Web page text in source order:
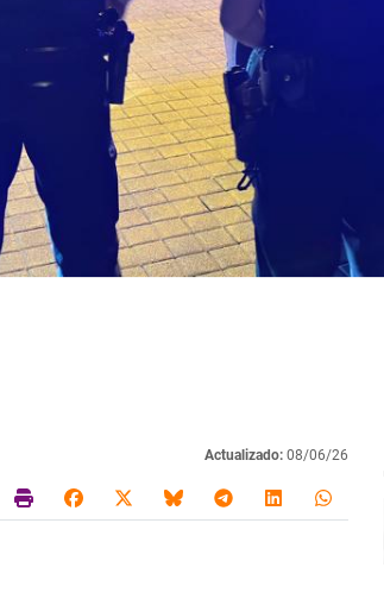
Actualizado: 08/06/26